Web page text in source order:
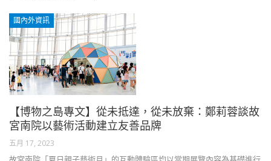
國內外資訊
【博物之島專文】從未抵達，從未放棄：鄭莉蓉談故
宮南院以藝術活動建立友善品牌
五月 17, 2023